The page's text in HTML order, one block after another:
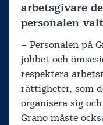
arbetsgivare
personalen
– Personalen på
jobbet och
respektera
rättigheter, som
organisera sig
Grano måste